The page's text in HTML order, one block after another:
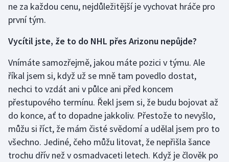
ne za každou cenu, nejdůležitější je vychovat hráče pro
první tým.
Vycítil jste, že to do NHL přes Arizonu nepůjde?
Vnímáte samozřejmě, jakou máte pozici v týmu. Ale
říkal jsem si, když už se mně tam povedlo dostat,
nechci to vzdát ani v půlce ani před koncem
přestupového termínu. Řekl jsem si, že budu bojovat až
do konce, ať to dopadne jakkoliv. Přestože to nevyšlo,
můžu si říct, že mám čisté svědomí a udělal jsem pro to
všechno. Jediné, čeho můžu litovat, že nepřišla šance
trochu dřív než v osmadvaceti letech. Když je člověk po